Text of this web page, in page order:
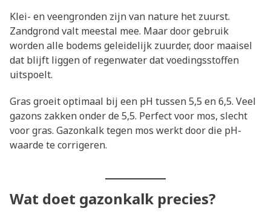
Klei- en veengronden zijn van nature het zuurst.
Zandgrond valt meestal mee. Maar door gebruik
worden alle bodems geleidelijk zuurder, door maaisel
dat blijft liggen of regenwater dat voedingsstoffen
uitspoelt.
Gras groeit optimaal bij een pH tussen 5,5 en 6,5. Veel
gazons zakken onder de 5,5. Perfect voor mos, slecht
voor gras. Gazonkalk tegen mos werkt door die pH-
waarde te corrigeren.
Wat doet gazonkalk precies?